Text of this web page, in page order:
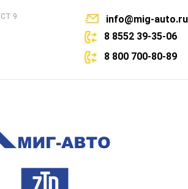
9
info@mig-auto.ru
8 8552 39-35-06
8 800 700-80-89